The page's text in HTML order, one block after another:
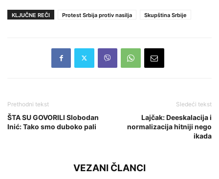
KLJUČNE REČI Protest Srbija protiv nasilja Skupština Srbije
Prethodni tekst
ŠTA SU GOVORILI Slobodan
Inić: Tako smo duboko pali
Sledeći tekst
Lajčak: Deeskalacija i
normalizacija hitniji nego
ikada
VEZANI ČLANCI